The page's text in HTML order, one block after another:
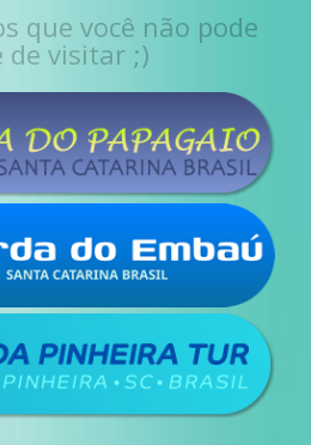
que você não pode
de visitar ;)